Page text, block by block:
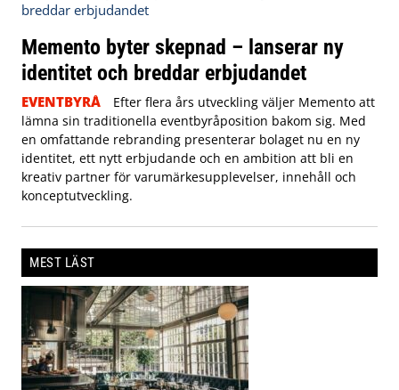
Memento byter skepnad – lanserar ny
identitet och breddar erbjudandet
EVENTBYRÅ
Efter flera års utveckling väljer Memento att
lämna sin traditionella eventbyråposition bakom sig. Med
en omfattande rebranding presenterar bolaget nu en ny
identitet, ett nytt erbjudande och en ambition att bli en
kreativ partner för varumärkesupplevelser, innehåll och
konceptutveckling.
MEST LÄST